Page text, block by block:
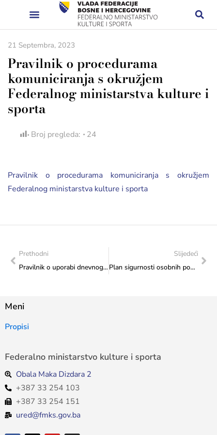
21 Septembra, 2023
Pravilnik o procedurama
komuniciranja s okružjem
Federalnog ministarstva kulture i
sporta
Broj pregleda: 24
Pravilnik o procedurama komuniciranja s okružjem
Federalnog ministarstva kulture i sporta
Prethodni
Pravilnik o uporabi dnevnog odmora i odsustva djelatnika u Federalnom ministarstvu kulture i sporta
Slijedeći
Plan sigurnosti osobnih podataka u Federalnom ministarstvu kulture i sporta
Meni
Propisi
Federalno ministarstvo kulture i sporta
Obala Maka Dizdara 2
+387 33 254 103
+387 33 254 151
ured@fmks.gov.ba